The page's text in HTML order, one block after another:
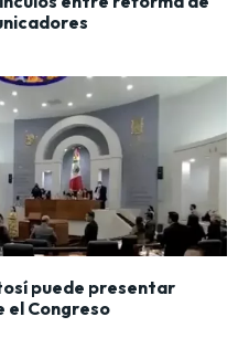
puede presentar
el Congreso